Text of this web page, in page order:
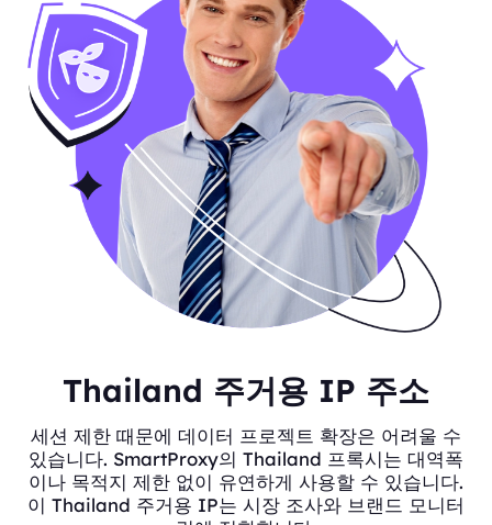
Thailand 주거용 IP 주소
세션 제한 때문에 데이터 프로젝트 확장은 어려울 수
있습니다. SmartProxy의 Thailand 프록시는 대역폭
이나 목적지 제한 없이 유연하게 사용할 수 있습니다.
이 Thailand 주거용 IP는 시장 조사와 브랜드 모니터